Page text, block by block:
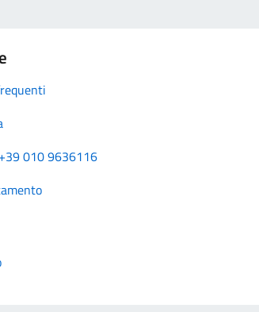
010 9636116